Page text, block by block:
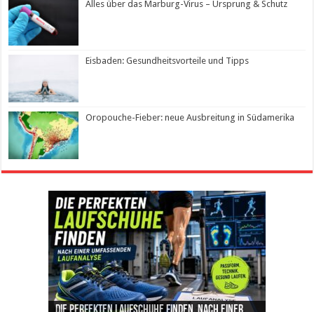
Alles über das Marburg-Virus – Ursprung & Schutz
Eisbaden: Gesundheitsvorteile und Tipps
Oropouche-Fieber: neue Ausbreitung in Südamerika